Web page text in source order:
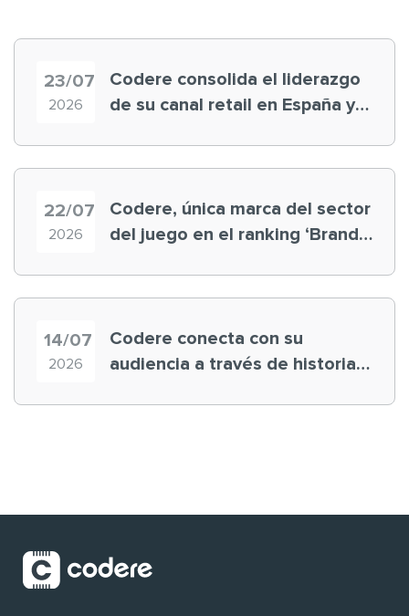
23/07
2026
Codere consolida el liderazgo
de su canal retail en España y
22/07
2026
Codere, única marca del sector
del juego en el ranking ‘Brand
14/07
2026
Codere conecta con su
audiencia a través de historias